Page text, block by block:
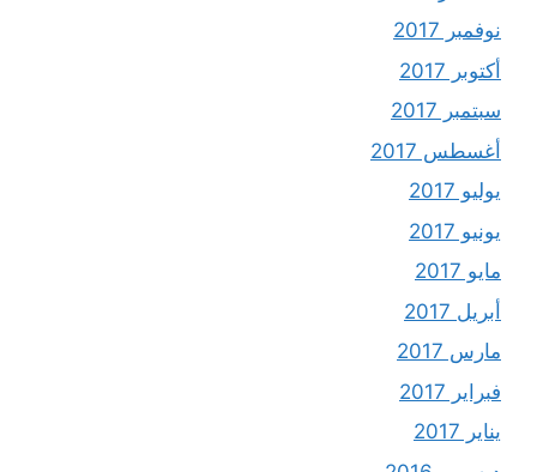
نوفمبر 2017
أكتوبر 2017
سبتمبر 2017
أغسطس 2017
يوليو 2017
يونيو 2017
مايو 2017
أبريل 2017
مارس 2017
فبراير 2017
يناير 2017